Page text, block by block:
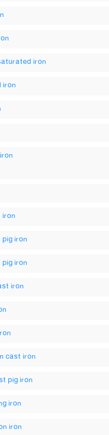
iron
iron
iron
iron
iron
cast iron
pig iron
iron
iron